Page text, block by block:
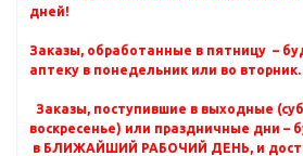
дней!
Заказы, обработанные в пятницу –
аптеку в понедельник или во вторник.
Заказы, поступившие в выходные
воскресенье) или праздничные дни –
в БЛИЖАЙШИЙ РАБОЧИЙ ДЕНЬ, и